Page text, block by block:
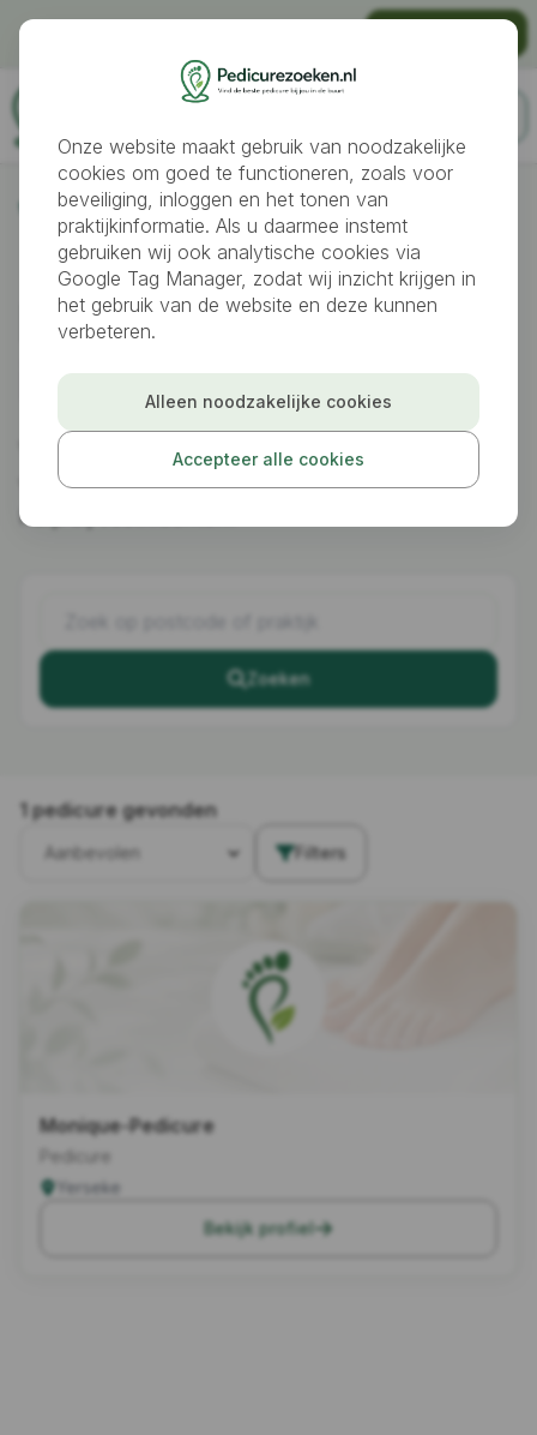
Pedicures Yerseke
Pedicure gezocht
inYerseke
Vind snel een geschikte pedicure in Yerseke voor
verzorgde voeten, preventieve voetverzorging of
hulp bij voetklachten.
Zoeken
1 pedicure gevonden
Filters
Monique-Pedicure
Pedicure
Yerseke
Bekijk profiel
Onze website maakt gebruik van noodzakelijke
cookies om goed te functioneren, zoals voor
beveiliging, inloggen en het tonen van
praktijkinformatie. Als u daarmee instemt
gebruiken wij ook analytische cookies via
Google Tag Manager, zodat wij inzicht krijgen in
het gebruik van de website en deze kunnen
verbeteren.
Alleen noodzakelijke cookies
Accepteer alle cookies